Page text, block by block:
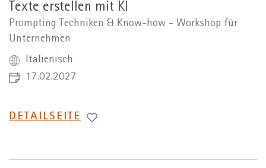
Texte erstellen mit KI
Prompting Techniken & Know-how - Workshop für
Unternehmen
Italienisch
17.02.2027
WECHSEL
DETAILSEITE